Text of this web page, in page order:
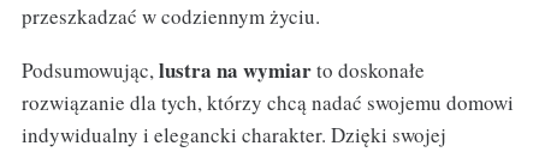
przeszkadzać w codziennym życiu.
Podsumowując,lustra na wymiarto doskonałe
rozwiązanie dla tych, którzy chcą nadać swojemu domowi
indywidualny i elegancki charakter. Dzięki swojej